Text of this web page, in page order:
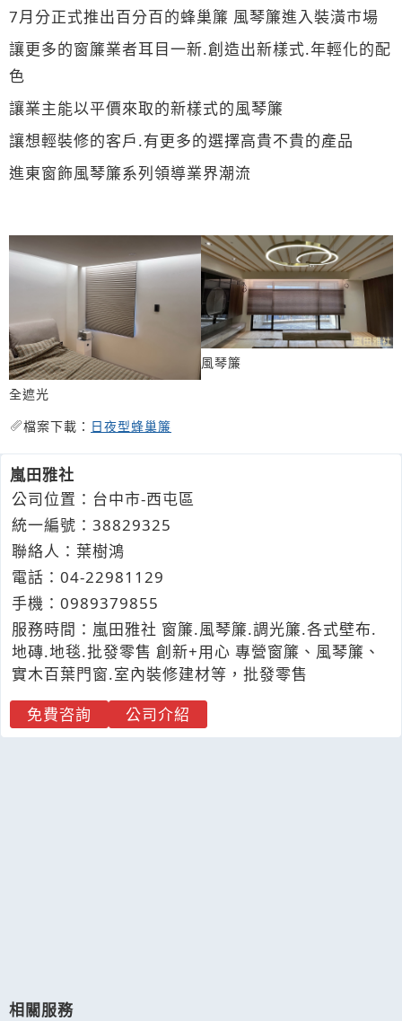
7月分正式推出百分百的蜂巢簾 風琴簾進入裝潢市場
讓更多的窗簾業者耳目一新.創造出新樣式.年輕化的配
色
讓業主能以平價來取的新樣式的風琴簾
讓想輕裝修的客戶.有更多的選擇高貴不貴的產品
進東窗飾風琴簾系列領導業界潮流
全遮光
風琴簾
檔案下載： 日夜型蜂巢簾
嵐田雅社
公司位置：台中市-西屯區
統一編號：38829325
聯絡人：葉樹鴻
電話： 04-22981129
手機： 0989379855
服務時間：嵐田雅社 窗簾.風琴簾.調光簾.各式壁布.
地磚.地毯.批發零售 創新+用心 專營窗簾、風琴簾、
實木百葉門窗.室內裝修建材等，批發零售
免費咨詢
公司介紹
相關服務